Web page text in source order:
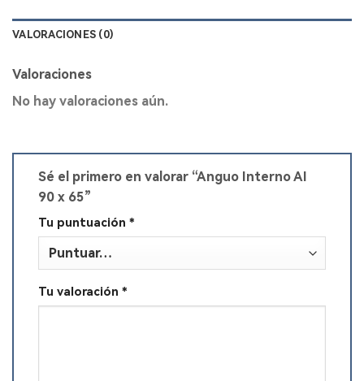
VALORACIONES (0)
Valoraciones
No hay valoraciones aún.
Sé el primero en valorar “Anguo Interno AI
90 x 65”
Tu puntuación *
Tu valoración *